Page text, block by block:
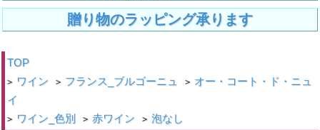
贈り物のラッピング承ります
TOP
> ワイン > フランス_ブルゴーニュ > オー・コート・ド・ニュ
イ
> ワイン_色別 > 赤ワイン > 泡なし